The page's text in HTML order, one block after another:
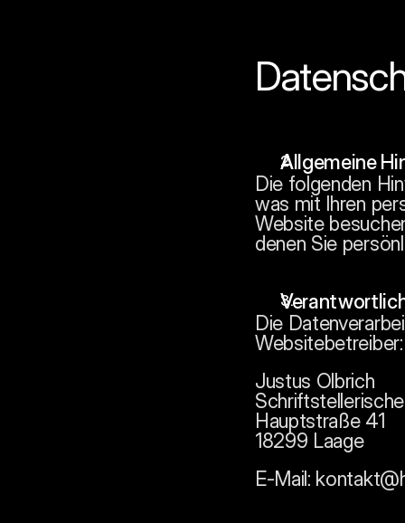
Allgemeine
Die folgenden
was mit Ihren
Website
denen Sie
Die
Websitebetreiber:
Justus Olbrich
Hauptstraße 41
18299 Laage
E-Mail: